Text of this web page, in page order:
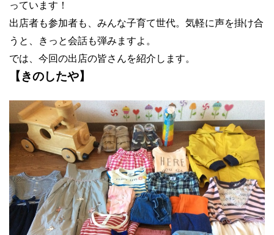
っています！
出店者も参加者も、みんな子育て世代。気軽に声を掛け合
うと、きっと会話も弾みますよ。
では、今回の出店の皆さんを紹介します。
【きのしたや】